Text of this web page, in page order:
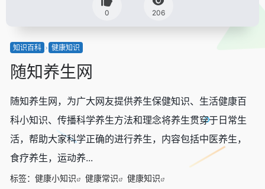
0 206
知识百科 健康知识
随知养生网
随知养生网，为广大网友提供养生保健知识、生活健康百
科小知识、传播科学养生方法和理念将养生贯穿于日常生
活，帮助大家科学正确的进行养生，内容包括中医养生，
食疗养生，运动养...
标签： 健康小知识 健康常识
健康知识